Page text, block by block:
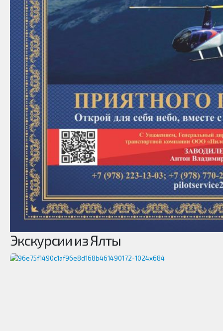
Экскурсии из Ялты